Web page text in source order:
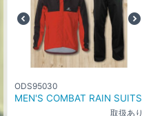
ODS95030
MEN'S COMBAT RAIN SUITS
取扱あり